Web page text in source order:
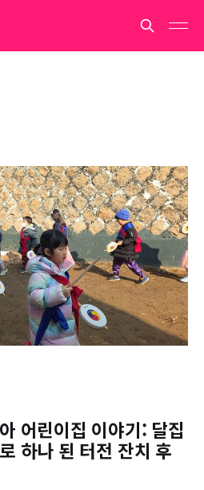
어린이집 이야기: 달집
하나 된 터전 잔치 후